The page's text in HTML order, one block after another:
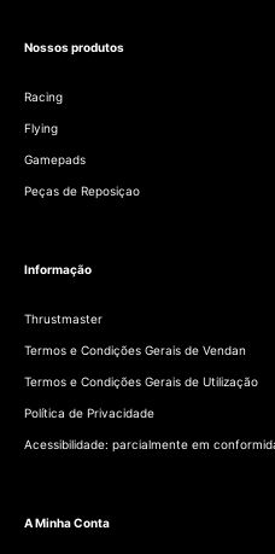
Nossos produtos
Racing
Flying
Gamepads
Peças de Reposiçao
Informação
Thrustmaster
Termos e Condições Gerais de Vendan
Termos e Condições Gerais de Utilização
Política de Privacidade
Acessibilidade: parcialmente em
A Minha Conta